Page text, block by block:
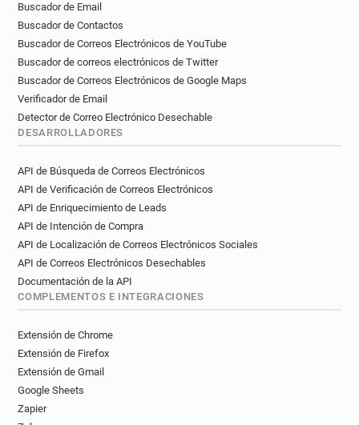
Buscador de Email
Buscador de Contactos
Buscador de Correos Electrónicos de YouTube
Buscador de correos electrónicos de Twitter
Buscador de Correos Electrónicos de Google Maps
Verificador de Email
Detector de Correo Electrónico Desechable
DESARROLLADORES
API de Búsqueda de Correos Electrónicos
API de Verificación de Correos Electrónicos
API de Enriquecimiento de Leads
API de Intención de Compra
API de Localización de Correos Electrónicos Sociales
API de Correos Electrónicos Desechables
Documentación de la API
COMPLEMENTOS E INTEGRACIONES
Extensión de Chrome
Extensión de Firefox
Extensión de Gmail
Google Sheets
Zapier